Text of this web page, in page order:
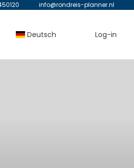
info@rondreis-planner.nl
Deutsch Log-in